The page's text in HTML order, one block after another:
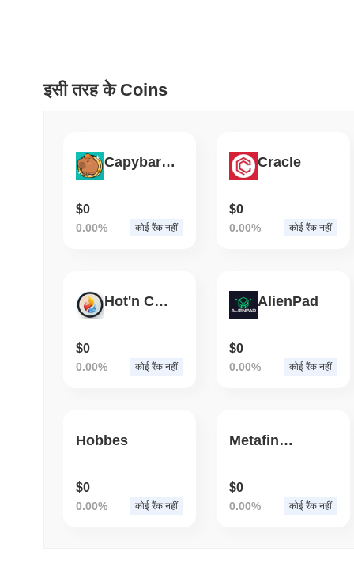
इसी तरह के Coins
Capybara BSC
$0
0.00% कोई रैंक नहीं
Cracle
$0
0.00% कोई रैंक नहीं
Hot'n Cold Finance
$0
0.00% कोई रैंक नहीं
AlienPad
$0
0.00% कोई रैंक नहीं
Hobbes
$0
0.00% कोई रैंक नहीं
Metafinance
$0
0.00% कोई रैंक नहीं